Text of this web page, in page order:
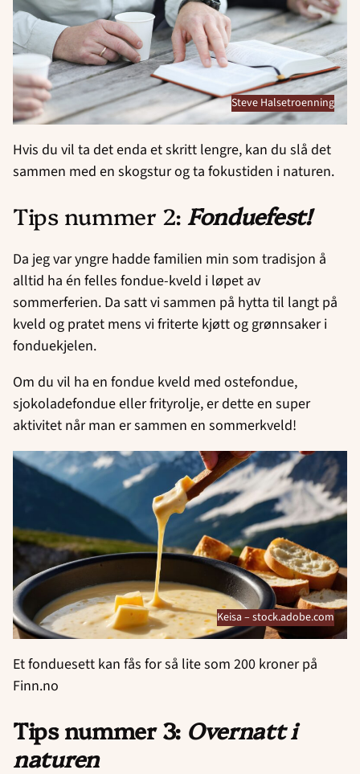
Steve Halsetroenning
Hvis du vil ta det enda et skritt lengre, kan du slå det
sammen med en skogstur og ta fokustiden i naturen.
Tips nummer 2: Fonduefest!
Da jeg var yngre hadde familien min som tradisjon å
alltid ha én felles fondue-kveld i løpet av
sommerferien. Da satt vi sammen på hytta til langt på
kveld og pratet mens vi friterte kjøtt og grønnsaker i
fonduekjelen.
Om du vil ha en fondue kveld med ostefondue,
sjokoladefondue eller frityrolje, er dette en super
aktivitet når man er sammen en sommerkveld!
Keisa – stock.adobe.com
Et fonduesett kan fås for så lite som 200 kroner på
Finn.no
Tips nummer 3: Overnatt i
naturen